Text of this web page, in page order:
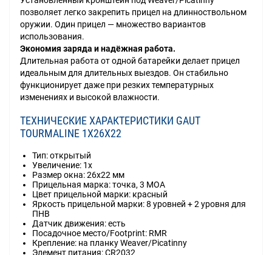
позволяет легко закрепить прицел на длинноствольном
оружии. Один прицел — множество вариантов
использования.
Экономия заряда и надёжная работа.
Длительная работа от одной батарейки делает прицел
идеальным для длительных выездов. Он стабильно
функционирует даже при резких температурных
изменениях и высокой влажности.
ТЕХНИЧЕСКИЕ ХАРАКТЕРИСТИКИ GAUT
TOURMALINE 1X26X22
Тип: открытый
Увеличение: 1x
Размер окна: 26х22 мм
Прицельная марка: точка, 3 MOA
Цвет прицельной марки: красный
Яркость прицельной марки: 8 уровней + 2 уровня для
ПНВ
Датчик движения: есть
Посадочное место/Footprint: RMR
Крепление: на планку Weaver/Picatinny
Элемент питания: CR2032